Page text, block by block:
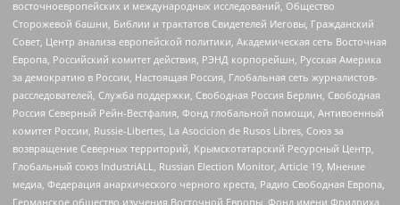
восточноевропейских и международных исследований, Общество
Сторожевой башни, Библии и трактатов Свидетелей Иеговы, Гражданский
Совет, Центр анализа европейской политики, Академическая сеть Восточная
Европа, Российский комитет действия, РЭНД корпорейшн, Русская Америка
за демократию в России, Настоящая Россия, Глобальная сеть журналистов-
расследователей, Служба поддержки, Свободная Россия Берлин, Свободная
Россия Северный Рейн-Вестфалия, Фонд глобальной помощи, Антивоенный
комитет России, Russie-Libertes, La Asocicion de Rusos Libres, Союз за
возвращение Северных территорий, Крымскотатарский Ресурсный Центр,
Глобальный союз IndustriALL, Russian Election Monitor, Article 19, Мнение
медиа, Федерация анархического черного креста, Радио Свободная Европа,
Германское общество изучения Восточной Европы, Фонд имени Фридриха